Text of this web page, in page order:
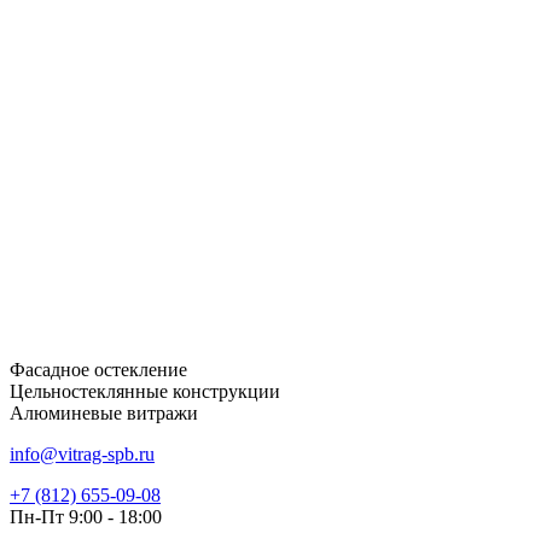
Фасадное остекление
Цельностеклянные конструкции
Алюминевые витражи
info@vitrag-spb.ru
+7 (812) 655-09-08
Пн-Пт 9:00 - 18:00